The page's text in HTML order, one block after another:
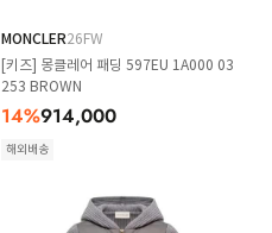
MONCLER26FW
[키즈] 몽클레어 패딩 597EU 1A000 03
253 BROWN
14%914,000
해외배송